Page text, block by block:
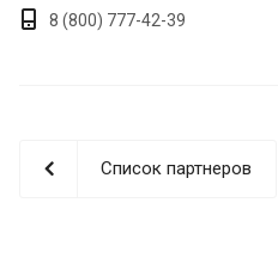
8 (800) 777-42-39
Список партнеров